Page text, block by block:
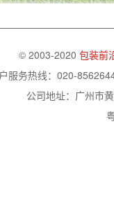
© 2003-2020 包装前
服务热线：020-
公司地址：广州市